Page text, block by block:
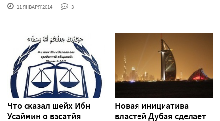
11 ЯНВАРЯ'2014 3
Что сказал шейх Ибн
Усаймин о васатйя
Новая инициатива
властей Дубая сделает